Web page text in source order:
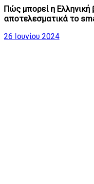
Πώς μπορεί η Ελληνική
αποτελεσματικά το
26 Ιουνίου 2024